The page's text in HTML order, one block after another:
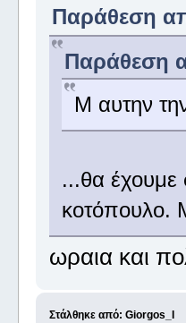
Παράθεση
Παράθεση
Μ αυτην
...θα έχουμε
κοτόπουλο.
ωραια και
Στάλθηκε από: Giorgos_I